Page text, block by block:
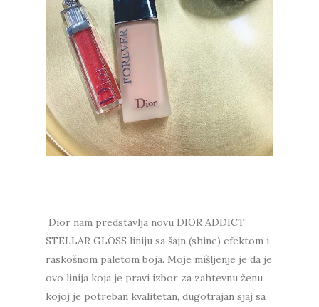
Dior nam predstavlja novu DIOR ADDICT
STELLAR GLOSS liniju sa šajn (shine) efektom i
raskošnom paletom boja. Moje mišljenje je da je
ovo linija koja je pravi izbor za zahtevnu ženu
kojoj je potreban kvalitetan, dugotrajan sjaj sa